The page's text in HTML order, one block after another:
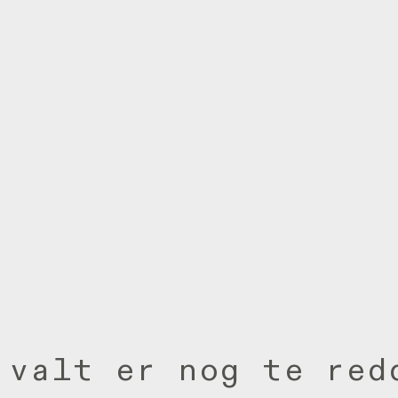
10.12.26 — 21.03.27
valt er nog te